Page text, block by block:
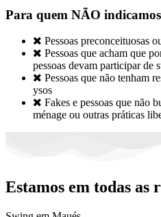
Para quem NÃO
 Pessoas preconceituosas
 Pessoas que acham que
pessoas devam participar de
 Pessoas que não tenham
ysos
 Fakes e pessoas que não
ménage ou outras práticas
Estamos em todas as